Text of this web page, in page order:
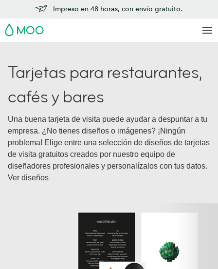
Impreso en 48 horas, con envío gratuito.
MOO
Tarjetas para restaurantes,
cafés y bares
Una buena tarjeta de visita puede ayudar a despuntar a tu
empresa. ¿No tienes diseños o imágenes? ¡Ningún
problema! Elige entre una selección de diseños de tarjetas
de visita gratuitos creados por nuestro equipo de
diseñadores profesionales y personalízalos con tus datos.
Ver diseños